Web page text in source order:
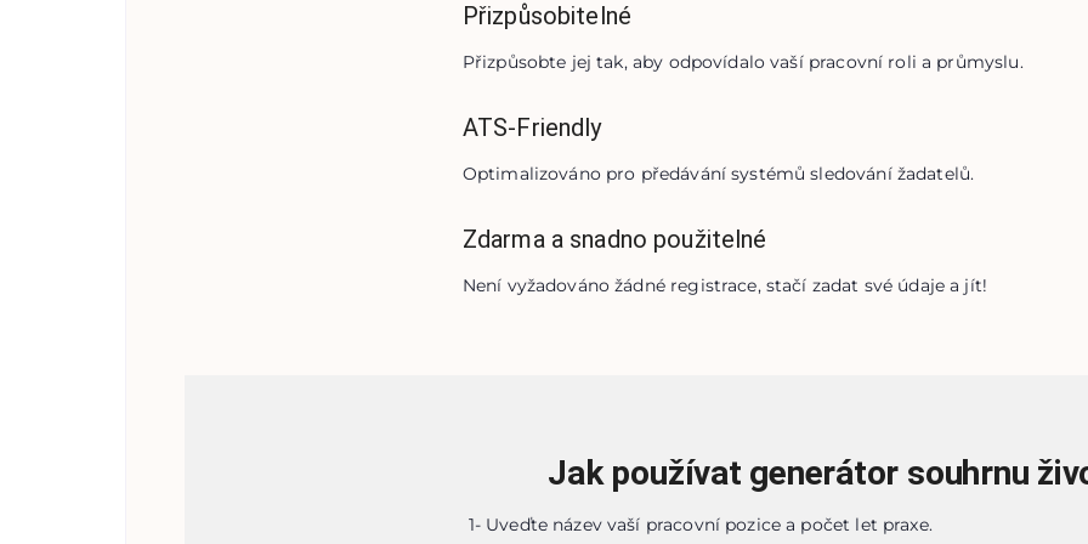
Přizpůsobitelné
Přizpůsobte jej tak, aby odpovídalo vaší pracovní roli a průmyslu.
ATS-Friendly
Optimalizováno pro předávání systémů sledování žadatelů.
Zdarma a snadno použitelné
Není vyžadováno žádné registrace, stačí zadat své údaje a jít!
Jak používat generátor souhrnu
1- Uveďte název vaší pracovní pozice a počet let praxe.